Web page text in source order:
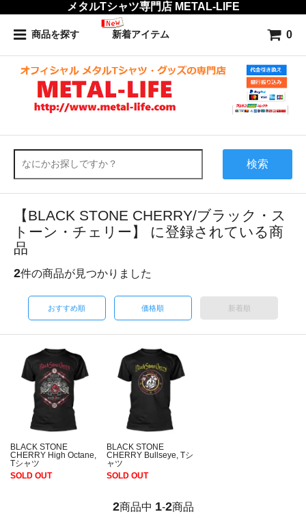
メタルTシャツ専門店 METAL-LIFE
商品を探す 新着アイテム 0
検索
【BLACK STONE CHERRY/ブラック・ス
トーン・チェリー】 に登録されている商
品
2件の商品が見つかりました
おすすめ順 価格順 新着順
BLACK STONE
CHERRY High Octane,
Tシャツ
SOLD OUT
BLACK STONE
CHERRY Bullseye, Tシ
ャツ
SOLD OUT
2商品中 1-2商品